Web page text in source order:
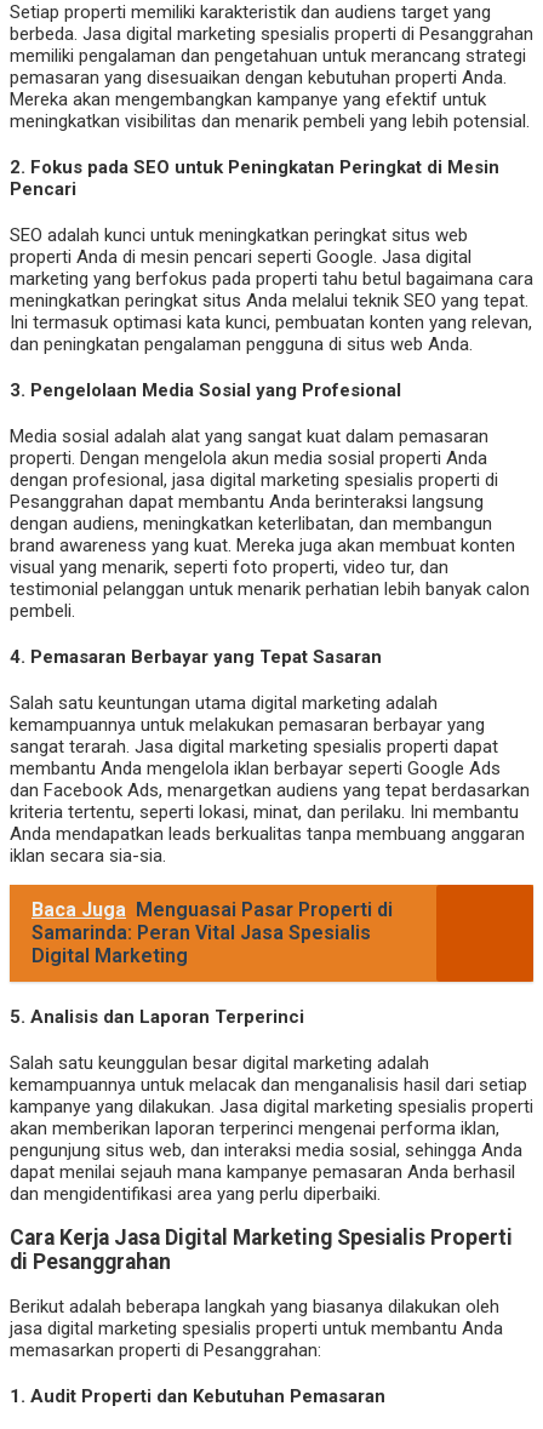
Setiap properti memiliki karakteristik dan audiens target yang
berbeda. Jasa digital marketing spesialis properti di Pesanggrahan
memiliki pengalaman dan pengetahuan untuk merancang strategi
pemasaran yang disesuaikan dengan kebutuhan properti Anda.
Mereka akan mengembangkan kampanye yang efektif untuk
meningkatkan visibilitas dan menarik pembeli yang lebih potensial.
2. Fokus pada SEO untuk Peningkatan Peringkat di Mesin
Pencari
SEO adalah kunci untuk meningkatkan peringkat situs web
properti Anda di mesin pencari seperti Google. Jasa digital
marketing yang berfokus pada properti tahu betul bagaimana cara
meningkatkan peringkat situs Anda melalui teknik SEO yang tepat.
Ini termasuk optimasi kata kunci, pembuatan konten yang relevan,
dan peningkatan pengalaman pengguna di situs web Anda.
3. Pengelolaan Media Sosial yang Profesional
Media sosial adalah alat yang sangat kuat dalam pemasaran
properti. Dengan mengelola akun media sosial properti Anda
dengan profesional, jasa digital marketing spesialis properti di
Pesanggrahan dapat membantu Anda berinteraksi langsung
dengan audiens, meningkatkan keterlibatan, dan membangun
brand awareness yang kuat. Mereka juga akan membuat konten
visual yang menarik, seperti foto properti, video tur, dan
testimonial pelanggan untuk menarik perhatian lebih banyak calon
pembeli.
4. Pemasaran Berbayar yang Tepat Sasaran
Salah satu keuntungan utama digital marketing adalah
kemampuannya untuk melakukan pemasaran berbayar yang
sangat terarah. Jasa digital marketing spesialis properti dapat
membantu Anda mengelola iklan berbayar seperti Google Ads
dan Facebook Ads, menargetkan audiens yang tepat berdasarkan
kriteria tertentu, seperti lokasi, minat, dan perilaku. Ini membantu
Anda mendapatkan leads berkualitas tanpa membuang anggaran
iklan secara sia-sia.
Baca Juga Menguasai Pasar Properti di
Samarinda: Peran Vital Jasa Spesialis
Digital Marketing
5. Analisis dan Laporan Terperinci
Salah satu keunggulan besar digital marketing adalah
kemampuannya untuk melacak dan menganalisis hasil dari setiap
kampanye yang dilakukan. Jasa digital marketing spesialis properti
akan memberikan laporan terperinci mengenai performa iklan,
pengunjung situs web, dan interaksi media sosial, sehingga Anda
dapat menilai sejauh mana kampanye pemasaran Anda berhasil
dan mengidentifikasi area yang perlu diperbaiki.
Cara Kerja Jasa Digital Marketing Spesialis Properti
di Pesanggrahan
Berikut adalah beberapa langkah yang biasanya dilakukan oleh
jasa digital marketing spesialis properti untuk membantu Anda
memasarkan properti di Pesanggrahan:
1. Audit Properti dan Kebutuhan Pemasaran